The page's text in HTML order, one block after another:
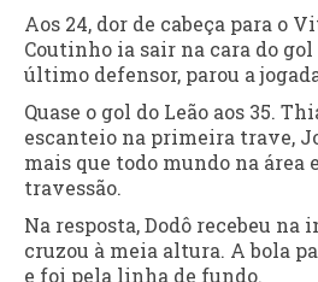
Aos 24, dor de cabeça para o
Coutinho ia sair na cara do gol
último defensor, parou a
Quase o gol do Leão aos 35.
escanteio na primeira trave,
mais que todo mundo na área
travessão.
Na resposta, Dodô recebeu na
cruzou à meia altura. A bola
e foi pela linha de fundo.